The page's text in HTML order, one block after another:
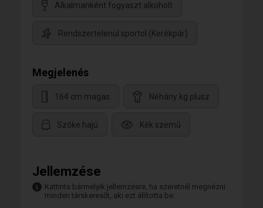
Alkalmanként fogyaszt alkoholt
Rendszertelenül sportol (Kerékpár)
Megjelenés
164 cm magas Néhány kg plusz
Szőke hajú Kék szemű
Jellemzése
Kattints bármelyik jellemzésre, ha szeretnél megnézni
minden társkeresőt, aki ezt állította be.